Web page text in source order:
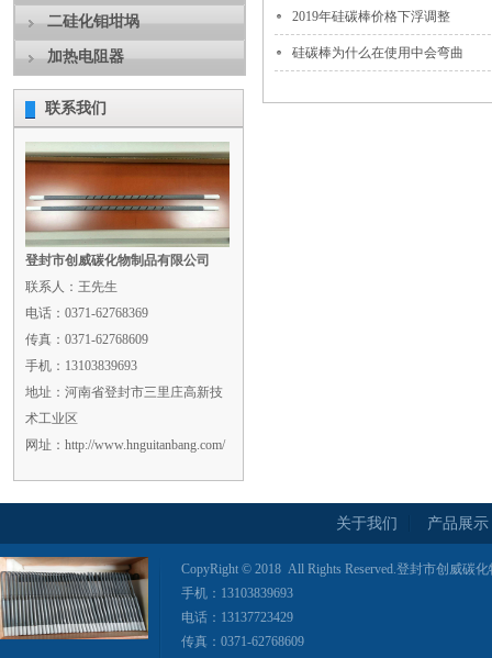
二硅化钼坩埚
加热电阻器
联系我们
登封市创威碳化物制品有限公司
联系人：王先生
电话：0371-62768369
传真：0371-62768609
手机：13103839693
地址：河南省登封市三里庄高新技
术工业区
网址：http://www.hnguitanbang.com/
2019年硅碳棒价格下浮调整
硅碳棒为什么在使用中会弯曲
关于我们 产品展示
CopyRight © 2018 All Rights Reserved.登封市创威碳
手机：13103839693
电话：13137723429
传真：0371-62768609